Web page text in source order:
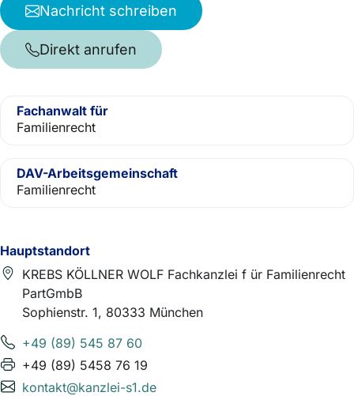
Hauptstandort
KREBS KÖLLNER WOLF Fachkanzlei f ür Familienrecht
PartGmbB
Sophienstr. 1, 80333 München
+49 (89) 545 87 60
+49 (89) 5458 76 19
kontakt@kanzlei-s1.de
Nachricht schreiben
Direkt anrufen
Fachanwalt für
Familienrecht
DAV-Arbeitsgemeinschaft
Familienrecht